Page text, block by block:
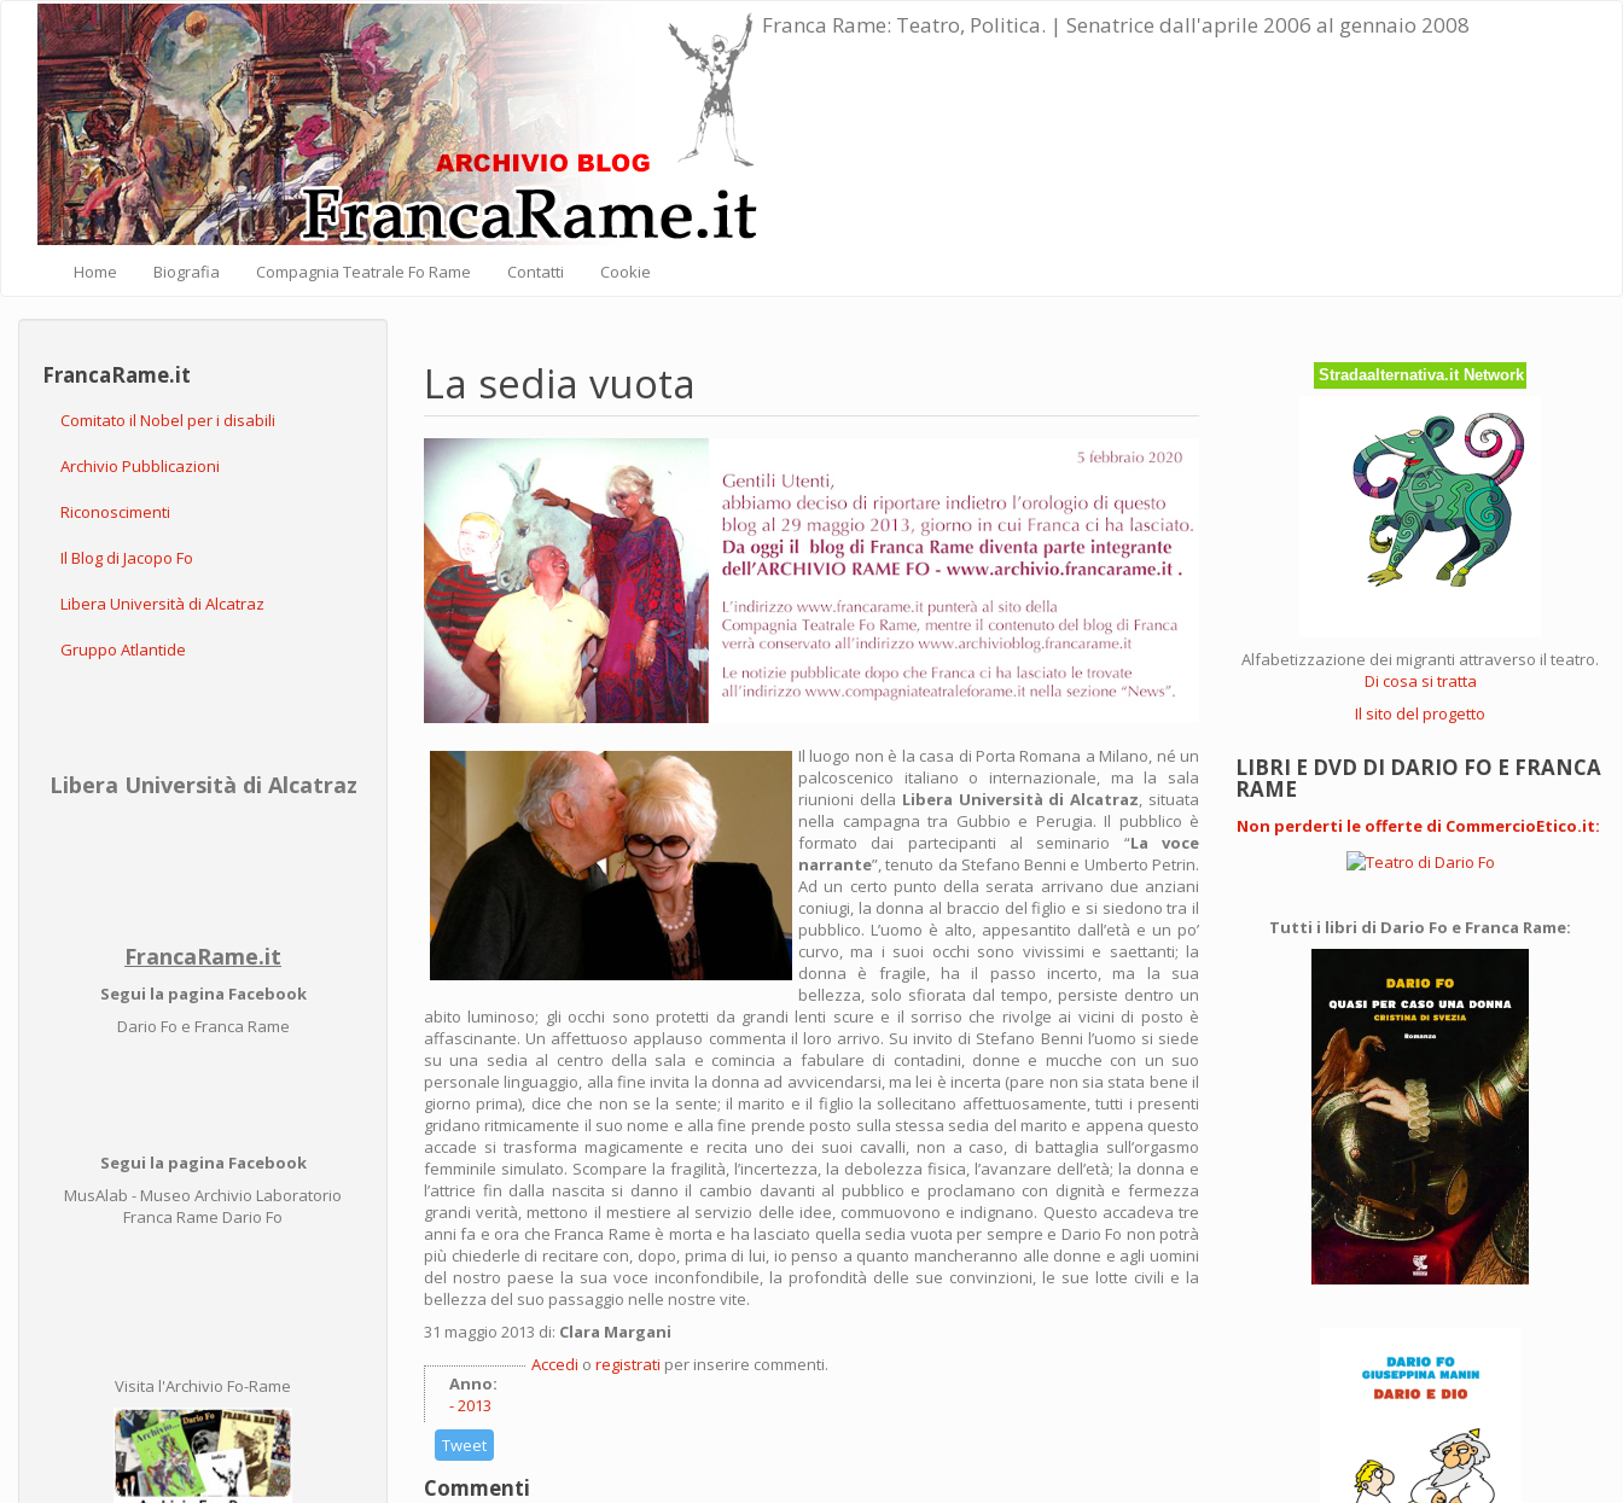
Salta al contenuto principale Franca Rame: Teatro, Politica. | Senatrice dall'aprile 2006 al gennaio 2008
Home Biografia Compagnia Teatrale Fo Rame Contatti Cookie
FrancaRame.it
Comitato il Nobel per i disabili
Archivio Pubblicazioni
Riconoscimenti
Il Blog di Jacopo Fo
Libera Università di Alcatraz
Gruppo Atlantide
Libera Università di Alcatraz
FrancaRame.it
Segui la pagina Facebook
Dario Fo e Franca Rame
Segui la pagina Facebook
MusAlab - Museo Archivio Laboratorio
Franca Rame Dario Fo
Visita l'Archivio Fo-Rame
La sedia vuota
Il luogo non è la casa di Porta Romana a Milano, né un
palcoscenico italiano o internazionale, ma la sala
riunioni della Libera Università di Alcatraz, situata
nella campagna tra Gubbio e Perugia. Il pubblico è
formato dai partecipanti al seminario “La voce
narrante”, tenuto da Stefano Benni e Umberto Petrin.
Ad un certo punto della serata arrivano due anziani
coniugi, la donna al braccio del figlio e si siedono tra il
pubblico. L’uomo è alto, appesantito dall’età e un po’
curvo, ma i suoi occhi sono vivissimi e saettanti; la
donna è fragile, ha il passo incerto, ma la sua
bellezza, solo sfiorata dal tempo, persiste dentro un
abito luminoso; gli occhi sono protetti da grandi lenti scure e il sorriso che rivolge ai vicini di posto è
affascinante. Un affettuoso applauso commenta il loro arrivo. Su invito di Stefano Benni l’uomo si siede
su una sedia al centro della sala e comincia a fabulare di contadini, donne e mucche con un suo
personale linguaggio, alla fine invita la donna ad avvicendarsi, ma lei è incerta (pare non sia stata bene il
giorno prima), dice che non se la sente; il marito e il figlio la sollecitano affettuosamente, tutti i presenti
gridano ritmicamente il suo nome e alla fine prende posto sulla stessa sedia del marito e appena questo
accade si trasforma magicamente e recita uno dei suoi cavalli, non a caso, di battaglia sull’orgasmo
femminile simulato. Scompare la fragilità, l’incertezza, la debolezza fisica, l’avanzare dell’età; la donna e
l’attrice fin dalla nascita si danno il cambio davanti al pubblico e proclamano con dignità e fermezza
grandi verità, mettono il mestiere al servizio delle idee, commuovono e indignano. Questo accadeva tre
anni fa e ora che Franca Rame è morta e ha lasciato quella sedia vuota per sempre e Dario Fo non potrà
più chiederle di recitare con, dopo, prima di lui, io penso a quanto mancheranno alle donne e agli uomini
del nostro paese la sua voce inconfondibile, la profondità delle sue convinzioni, le sue lotte civili e la
bellezza del suo passaggio nelle nostre vite.
31 maggio 2013 di: Clara Margani
Anno:
2013
Accedi o registrati per inserire commenti.
Tweet
Commenti
Stradaalternativa.it Network
Alfabetizzazione dei migranti attraverso il teatro.
Di cosa si tratta
Il sito del progetto
LIBRI E DVD DI DARIO FO E FRANCA
RAME
Non perderti le offerte di CommercioEtico.it:
Tutti i libri di Dario Fo e Franca Rame: